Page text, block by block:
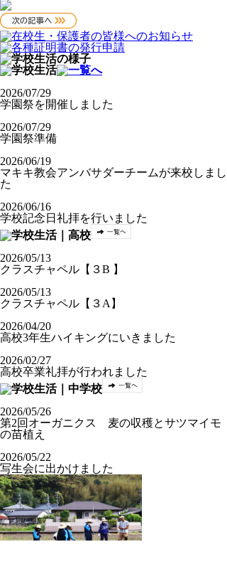
2026/07/29
学園祭を開催しました
2026/07/29
学園祭準備
2026/06/19
マキキ教会アンバサダーチームが来校しまし
た
2026/06/16
学校記念日礼拝を行いました
2026/05/13
クラスチャペル【３B 】
2026/05/13
クラスチャペル【３A】
2026/04/20
高校3年生ハイキングにいきました
2026/02/27
高校卒業礼拝が行われました
2026/05/26
第2回オーガニクス 麦の収穫とサツマイモ
の苗植え
2026/05/22
写生会に出かけました